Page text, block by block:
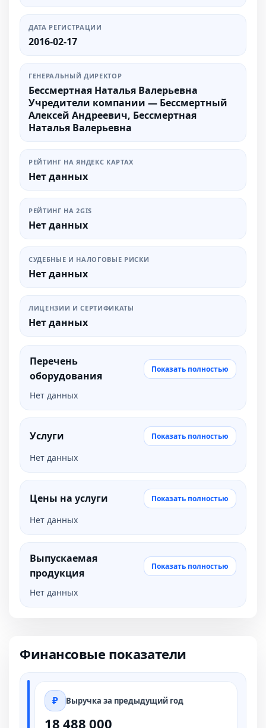
ДАТА РЕГИСТРАЦИИ
2016-02-17
ГЕНЕРАЛЬНЫЙ ДИРЕКТОР
Бессмертная Наталья Валерьевна
Учредители компании — Бессмертный
Алексей Андреевич, Бессмертная
Наталья Валерьевна
РЕЙТИНГ НА ЯНДЕКС КАРТАХ
Нет данных
РЕЙТИНГ НА 2GIS
Нет данных
СУДЕБНЫЕ И НАЛОГОВЫЕ РИСКИ
Нет данных
ЛИЦЕНЗИИ И СЕРТИФИКАТЫ
Нет данных
Перечень
оборудования
Показать полностью
Нет данных
Услуги Показать полностью
Нет данных
Цены на услуги Показать полностью
Нет данных
Выпускаемая
продукция
Показать полностью
Нет данных
Финансовые показатели
Выручка за предыдущий год
18 488 000